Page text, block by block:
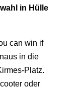
in Hülle
can win if
in die
Platz.
oder